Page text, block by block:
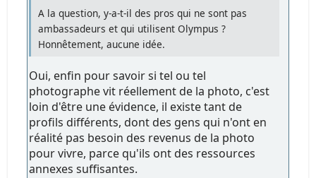
A la question, y-a-t-il des pros qui ne sont pas
ambassadeurs et qui utilisent Olympus ?
Honnêtement, aucune idée.
Oui, enfin pour savoir si tel ou tel
photographe vit réellement de la photo, c'est
loin d'être une évidence, il existe tant de
profils différents, dont des gens qui n'ont en
réalité pas besoin des revenus de la photo
pour vivre, parce qu'ils ont des ressources
annexes suffisantes.